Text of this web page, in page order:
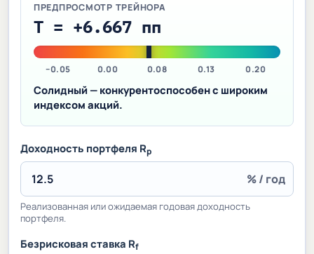
ПРЕДПРОСМОТР ТРЕЙНОРА
T = +6.667 пп
−0.05 0.00 0.08 0.13 0.20
Солидный — конкурентоспособен с широким
индексом акций.
Доходность портфеля Rp
% / год
Реализованная или ожидаемая годовая доходность
портфеля.
Безрисковая ставка Rf